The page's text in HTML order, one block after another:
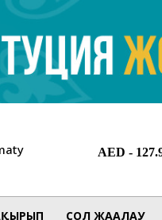
СОЛ ЖАҒАЛАУ